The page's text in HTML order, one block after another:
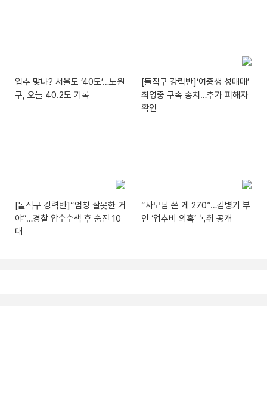
입추 맞나? 서울도 ‘40도’…노원
구, 오늘 40.2도 기록
[돌직구 강력반]‘여중생 성매매’
최영중 구속 송치…추가 피해자
확인
[돌직구 강력반]“엄청 잘못한 거
야”…경찰 압수수색 후 숨진 10
대
“사모님 쓴 게 270”…김병기 부
인 ‘업추비 의혹’ 녹취 공개